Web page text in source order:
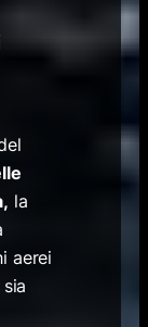
la
aerei